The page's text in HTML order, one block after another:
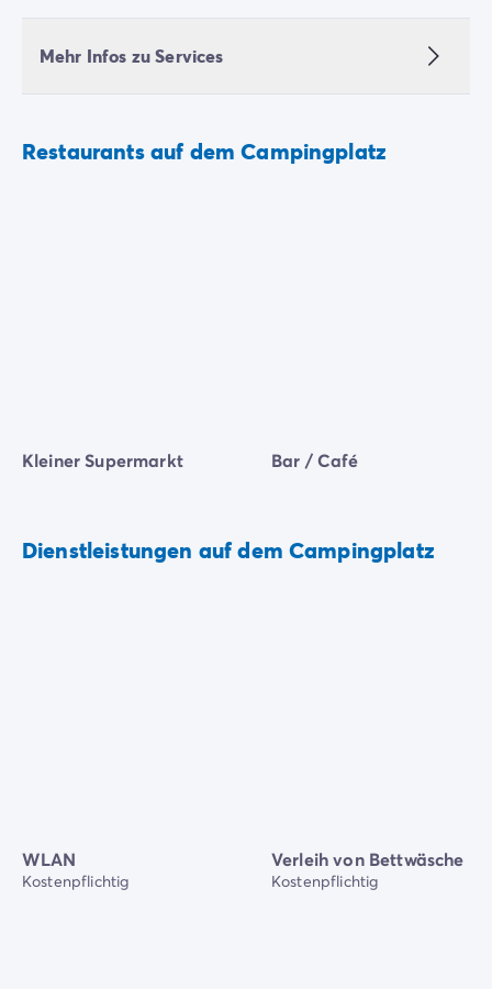
Mehr Infos zu Services
Restaurants auf dem Campingplatz
Kleiner Supermarkt Bar / Café
Dienstleistungen auf dem Campingplatz
WLAN
Kostenpflichtig
Verleih von Bettwäsche
Kostenpflichtig